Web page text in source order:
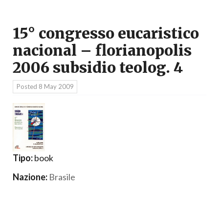
15° congresso eucaristico
nacional – florianopolis
2006 subsidio teolog. 4
Posted 8 May 2009
Tipo:book
Nazione: Brasile